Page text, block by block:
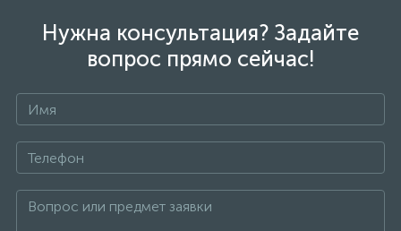
Нужна консультация? Задайте
вопрос прямо сейчас!